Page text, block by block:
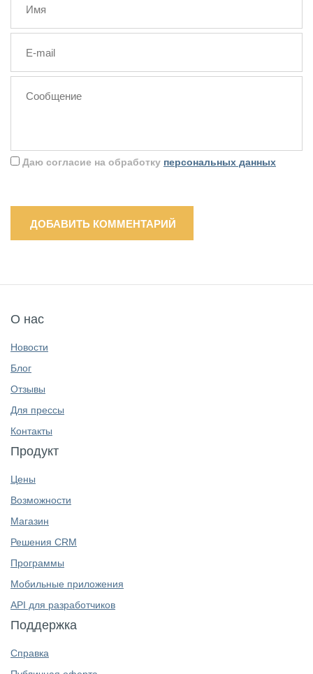
Даю согласие на обработку персональных данных
ДОБАВИТЬ КОММЕНТАРИЙ
О нас
Новости
Блог
Отзывы
Для прессы
Контакты
Продукт
Цены
Возможности
Магазин
Решения CRM
Программы
Мобильные приложения
API для разработчиков
Поддержка
Справка